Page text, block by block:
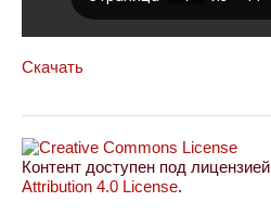
Скачать
Контент доступен под лицензией
Attribution 4.0 License.